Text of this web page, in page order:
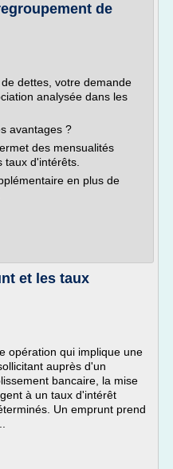
de
dettes, votre demande
analysée dans les
avantages ?
des mensualités
taux d'intérêts.
en plus de
et les taux
opération qui implique une
auprès d'un
bancaire, la mise
à un taux d'intérêt
Un emprunt prend